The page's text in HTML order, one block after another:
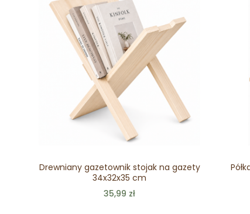
Drewniany gazetownik stojak na gazety
34x32x35 cm
35,99 zł